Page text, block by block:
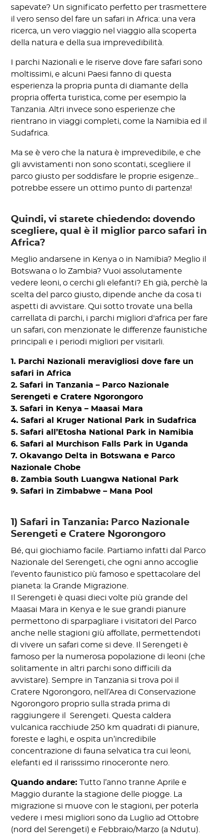
sapevate? Un significato perfetto per trasmettere
il vero senso del fare un safari in Africa: una vera
ricerca, un vero viaggio nel viaggio alla scoperta
della natura e della sua imprevedibilità.
I parchi Nazionali e le riserve dove fare safari sono
moltissimi, e alcuni Paesi fanno di questa
esperienza la propria punta di diamante della
propria offerta turistica, come per esempio la
Tanzania. Altri invece sono esperienze che
rientrano in viaggi completi, come la Namibia ed il
Sudafrica.
Ma se è vero che la natura è imprevedibile, e che
gli avvistamenti non sono scontati, scegliere il
parco giusto per soddisfare le proprie esigenze...
potrebbe essere un ottimo punto di partenza!
Quindi, vi starete chiedendo: dovendo
scegliere, qual è il miglior parco safari in
Africa?
Meglio andarsene in Kenya o in Namibia? Meglio il
Botswana o lo Zambia? Vuoi assolutamente
vedere leoni, o cerchi gli elefanti? Eh già, perchè la
scelta del parco giusto, dipende anche da cosa ti
aspetti di avvistare. Qui sotto trovate una bella
carrellata di parchi, i parchi migliori d'africa per fare
un safari, con menzionate le differenze faunistiche
principali e i periodi migliori per visitarli.
1. Parchi Nazionali meravigliosi dove fare un
safari in Africa
2. Safari in Tanzania – Parco Nazionale
Serengeti e Cratere Ngorongoro
3. Safari in Kenya – Maasai Mara
4. Safari al Kruger National Park in Sudafrica
5. Safari all’Etosha National Park in Namibia
6. Safari al Murchison Falls Park in Uganda
7. Okavango Delta in Botswana e Parco
Nazionale Chobe
8. Zambia South Luangwa National Park
9. Safari in Zimbabwe – Mana Pool
1) Safari in Tanzania: Parco Nazionale
Serengeti e Cratere Ngorongoro
Bé, qui giochiamo facile. Partiamo infatti dal Parco
Nazionale del Serengeti, che ogni anno accoglie
l’evento faunistico più famoso e spettacolare del
pianeta: la Grande Migrazione.
Il Serengeti è quasi dieci volte più grande del
Maasai Mara in Kenya e le sue grandi pianure
permettono di sparpagliare i visitatori del Parco
anche nelle stagioni giù affollate, permettendoti
di vivere un safari come si deve. Il Serengeti è
famoso per la numerosa popolazione di leoni (che
solitamente in altri parchi sono difficili da
avvistare). Sempre in Tanzania si trova poi il
Cratere Ngorongoro, nell’Area di Conservazione
Ngorongoro proprio sulla strada prima di
raggiungere il Serengeti. Questa caldera
vulcanica racchiude 250 km quadrati di pianure,
foreste e laghi, e ospita un’incredibile
concentrazione di fauna selvatica tra cui leoni,
elefanti ed il rarisssimo rinoceronte nero.
Quando andare:Tutto l’anno tranne Aprile e
Maggio durante la stagione delle piogge. La
migrazione si muove con le stagioni, per poterla
vedere i mesi migliori sono da Luglio ad Ottobre
(nord del Serengeti) e Febbraio/Marzo (a Ndutu).